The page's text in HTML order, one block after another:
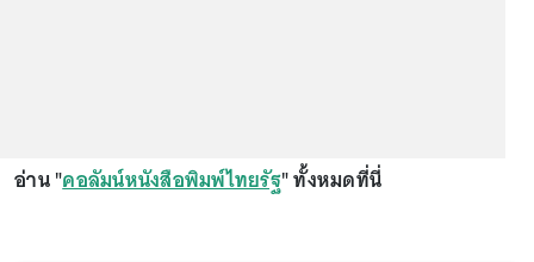
อ่าน "คอลัมน์หนังสือพิมพ์ไทยรัฐ" ทั้งหมดที่นี่